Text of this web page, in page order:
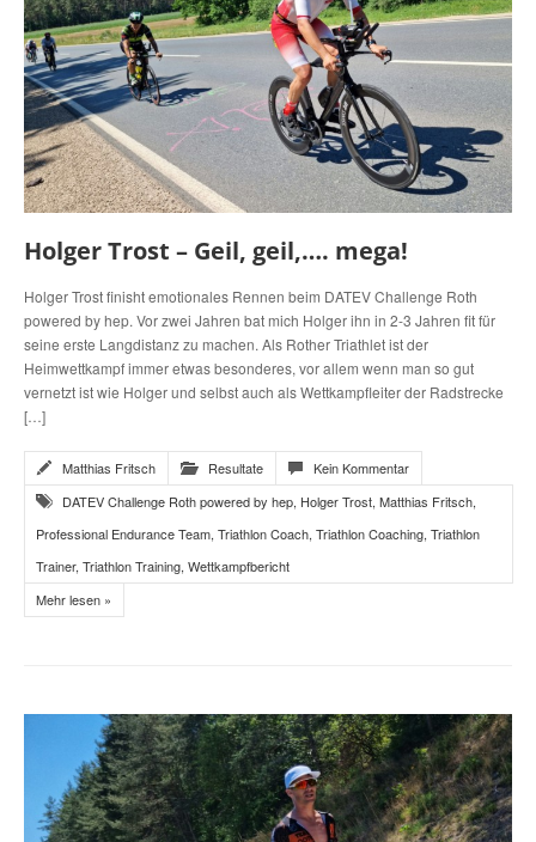
Holger Trost – Geil, geil,…. mega!
Holger Trost finisht emotionales Rennen beim DATEV Challenge Roth
powered by hep. Vor zwei Jahren bat mich Holger ihn in 2-3 Jahren fit für
seine erste Langdistanz zu machen. Als Rother Triathlet ist der
Heimwettkampf immer etwas besonderes, vor allem wenn man so gut
vernetzt ist wie Holger und selbst auch als Wettkampfleiter der Radstrecke
[…]
Matthias Fritsch Resultate
Kein Kommentar
DATEV Challenge Roth powered by hep, Holger Trost, Matthias Fritsch,
Professional Endurance Team, Triathlon Coach, Triathlon Coaching, Triathlon
Trainer, Triathlon Training, Wettkampfbericht
Mehr lesen »